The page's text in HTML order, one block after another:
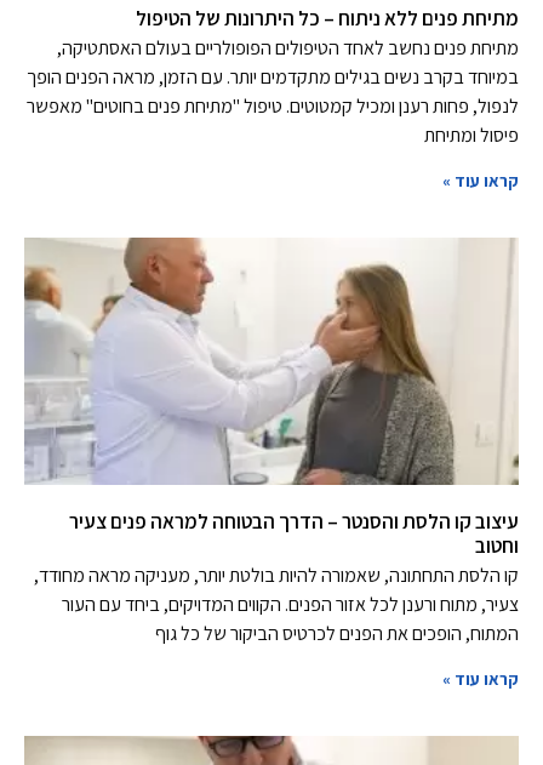
מתיחת פנים ללא ניתוח – כל היתרונות של הטיפול
מתיחת פנים נחשב לאחד הטיפולים הפופולריים בעולם האסתטיקה,
במיוחד בקרב נשים בגילים מתקדמים יותר. עם הזמן, מראה הפנים הופך
לנפול, פחות רענן ומכיל קמטוטים. טיפול "מתיחת פנים בחוטים" מאפשר
פיסול ומתיחת
קראו עוד »
עיצוב קו הלסת והסנטר – הדרך הבטוחה למראה פנים צעיר
וחטוב
קו הלסת התחתונה, שאמורה להיות בולטת יותר, מעניקה מראה מחודד,
צעיר, מתוח ורענן לכל אזור הפנים. הקווים המדויקים, ביחד עם העור
המתוח, הופכים את הפנים לכרטיס הביקור של כל גוף
קראו עוד »